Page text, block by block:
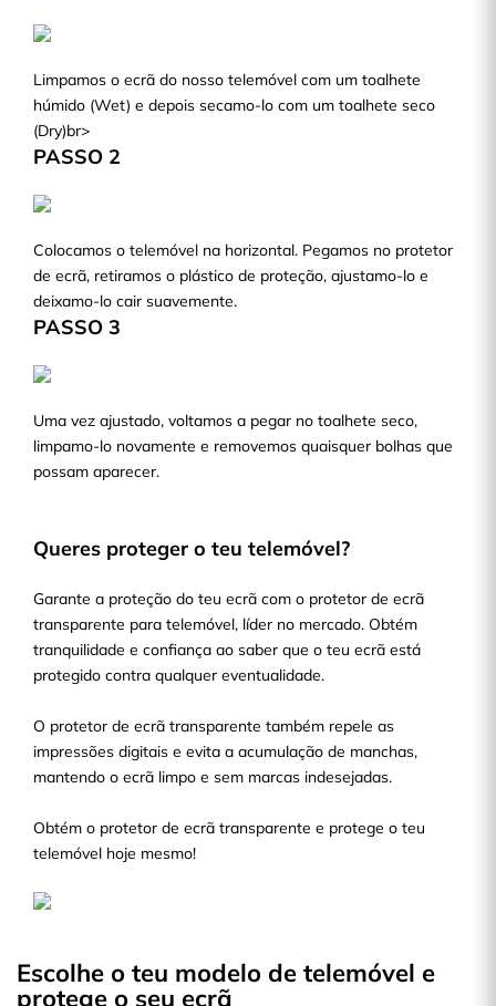
Limpamos o ecrã do nosso telemóvel com um toalhete
húmido (Wet) e depois secamo-lo com um toalhete seco
(Dry)br>
PASSO 2
Colocamos o telemóvel na horizontal. Pegamos no protetor
de ecrã, retiramos o plástico de proteção, ajustamo-lo e
deixamo-lo cair suavemente.
PASSO 3
Uma vez ajustado, voltamos a pegar no toalhete seco,
limpamo-lo novamente e removemos quaisquer bolhas que
possam aparecer.
Queres proteger o teu telemóvel?
Garante a proteção do teu ecrã com o protetor de ecrã
transparente para telemóvel, líder no mercado. Obtém
tranquilidade e confiança ao saber que o teu ecrã está
protegido contra qualquer eventualidade.
O protetor de ecrã transparente também repele as
impressões digitais e evita a acumulação de manchas,
mantendo o ecrã limpo e sem marcas indesejadas.
Obtém o protetor de ecrã transparente e protege o teu
telemóvel hoje mesmo!
Escolhe o teu modelo de telemóvel e
protege o seu ecrã